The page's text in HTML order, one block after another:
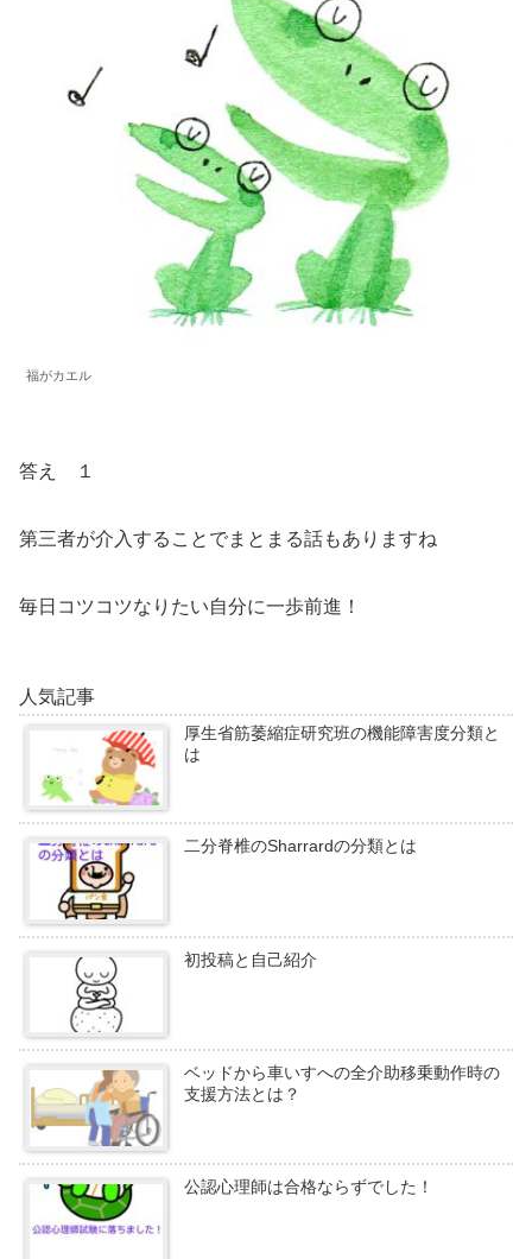
福がカエル
答え １
第三者が介入することでまとまる話もありますね
毎日コツコツなりたい自分に一歩前進！
人気記事
厚生省筋萎縮症研究班の機能障害度分類と
は
二分脊椎のSharrardの分類とは
初投稿と自己紹介
ベッドから車いすへの全介助移乗動作時の
支援方法とは？
公認心理師は合格ならずでした！